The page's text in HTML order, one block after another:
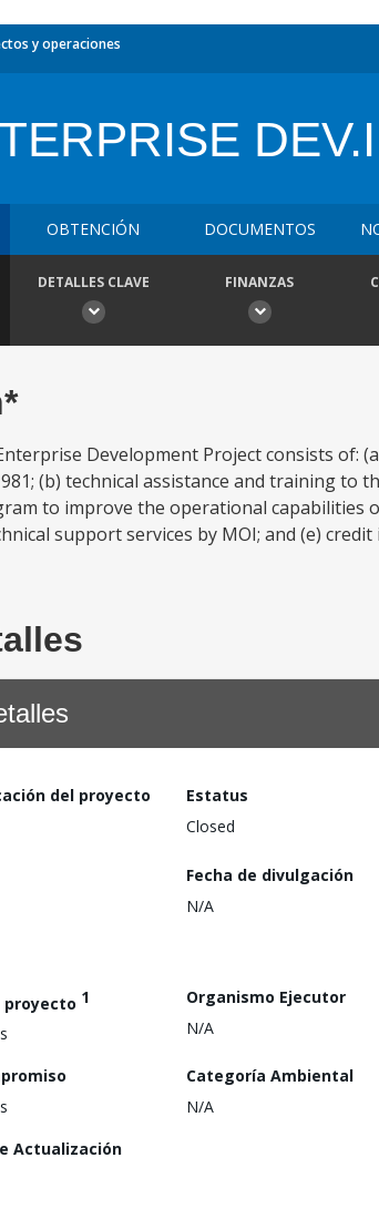
y operaciones
OBTENCIÓN DOCUMENTOS
DETALLES CLAVE FINANZAS
Development Project consists of:
(b) technical assistance and training to
to improve the operational capabilities
support services by MOI; and (e)
del proyecto
Estatus
Closed
Fecha de divulgación
N/A
1
Organismo Ejecutor
N/A
Categoría Ambiental
N/A
Actualización